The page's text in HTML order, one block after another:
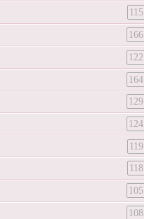
115
166
122
164
129
124
119
118
105
108